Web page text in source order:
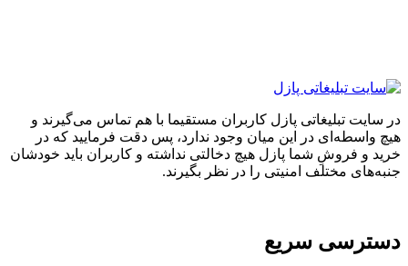
تبلیغاتی پازل کاربران مستقیما با هم تماس می‌گیرند و
در این میان وجود ندارد، پس دقت فرمایید که در
و فروشِ شما پازل هیچ دخالتی نداشته و کاربران باید خودشان
مختلف امنیتی را در نظر بگیرند.
سریع